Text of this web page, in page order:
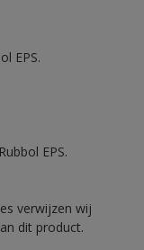
EPS.
EPS.
verwijzen wij
dit product.